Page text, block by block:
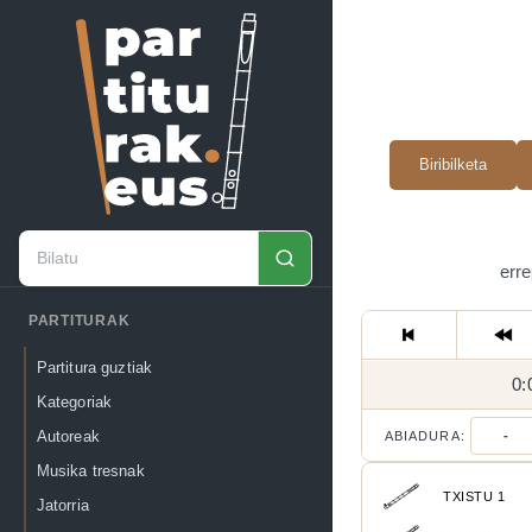
PARTITURAK
Partitura guztiak
Kategoriak
Autoreak
Musika tresnak
Jatorria
Biribilketa
ABIADURA: -
TXISTU 1